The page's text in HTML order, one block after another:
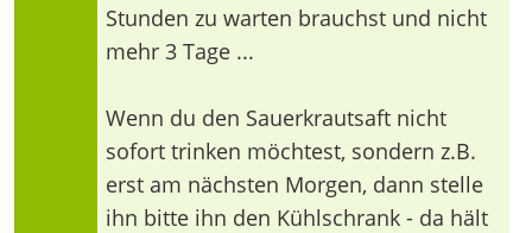
Stunden zu warten brauchst und nicht
mehr 3 Tage ...
Wenn du den Sauerkrautsaft nicht
sofort trinken möchtest, sondern z.B.
erst am nächsten Morgen, dann stelle
ihn bitte ihn den Kühlschrank - da hält